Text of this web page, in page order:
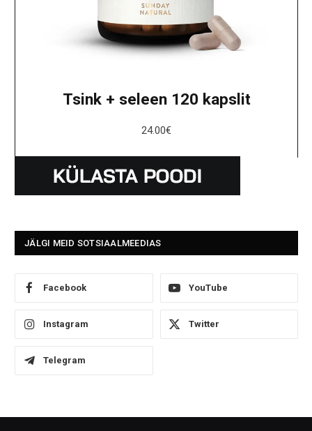
Tsink + seleen 120 kapslit
24.00€
JÄLGI MEID SOTSIAALMEEDIAS
Facebook YouTube
Instagram Twitter
Telegram